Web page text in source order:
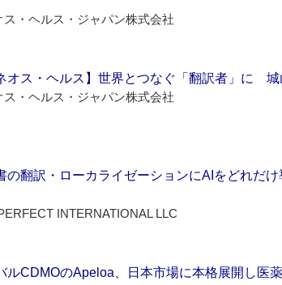
ス・ヘルス・ジャパン株式会社
オス・ヘルス】世界とつなぐ「翻訳者」に 城
ス・ヘルス・ジャパン株式会社
の翻訳・ローカライゼーションにAIをどれだ
INTERNATIONAL LLC
ルCDMOのApeloa、日本市場に本格展開し医